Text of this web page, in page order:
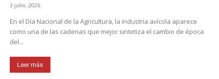
3 julio, 2026
En el Día Nacional de la Agricultura, la industria avícola aparece
como una de las cadenas que mejor sintetiza el cambio de época
del...
Leer más